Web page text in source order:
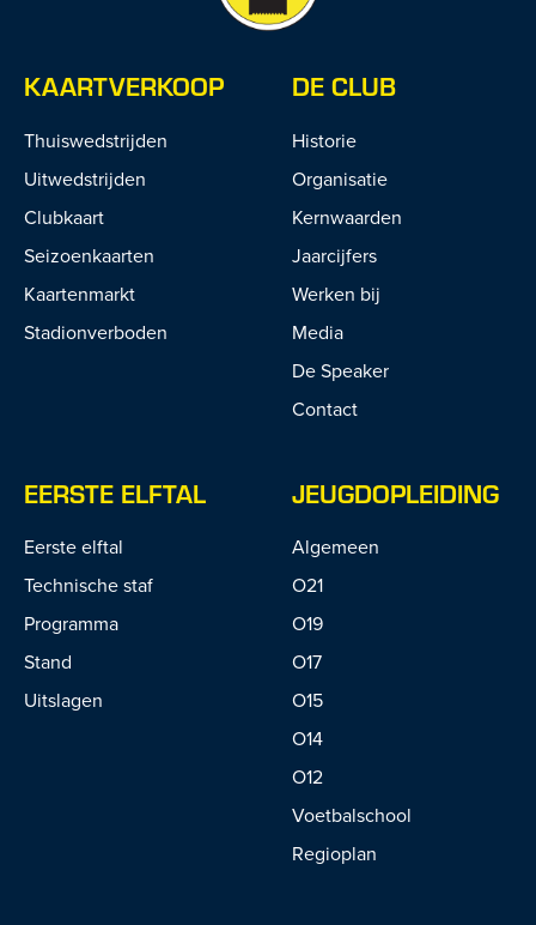
KAARTVERKOOP
Thuiswedstrijden
Uitwedstrijden
Clubkaart
Seizoenkaarten
Kaartenmarkt
Stadionverboden
DE CLUB
Historie
Organisatie
Kernwaarden
Jaarcijfers
Werken bij
Media
De Speaker
Contact
EERSTE ELFTAL
Eerste elftal
Technische staf
Programma
Stand
Uitslagen
JEUGDOPLEIDING
Algemeen
O21
O19
O17
O15
O14
O12
Voetbalschool
Regioplan